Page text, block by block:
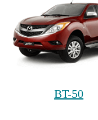
BT-50